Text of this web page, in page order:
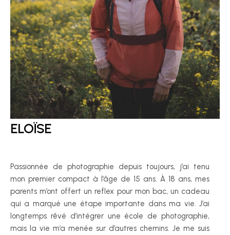
ELOÏSE
Passionnée de photographie depuis toujours, j’ai tenu
mon premier compact à l’âge de 15 ans. À 18 ans, mes
parents m’ont offert un reflex pour mon bac, un cadeau
qui a marqué une étape importante dans ma vie. J’ai
longtemps rêvé d’intégrer une école de photographie,
mais la vie m’a menée sur d’autres chemins. Je me suis